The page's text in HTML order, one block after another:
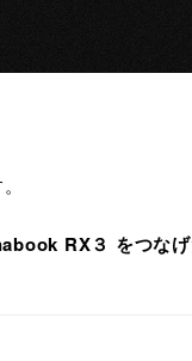
RX３ をつな